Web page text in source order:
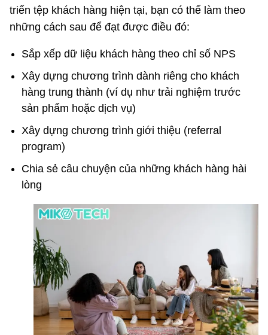
triển tệp khách hàng hiện tại, bạn có thể làm theo
những cách sau để đạt được điều đó:
Sắp xếp dữ liệu khách hàng theo chỉ số NPS
Xây dựng chương trình dành riêng cho khách
hàng trung thành (ví dụ như trải nghiệm trước
sản phẩm hoặc dịch vụ)
Xây dựng chương trình giới thiệu (referral
program)
Chia sẻ câu chuyện của những khách hàng hài
lòng